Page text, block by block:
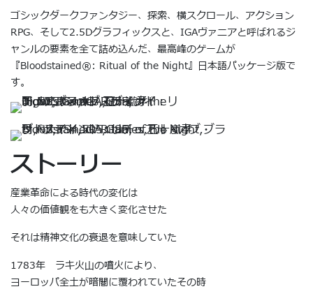
ゴシックダークファンタジー、探索、横スクロール、アクション
RPG、そして2.5Dグラフィックスと、IGAヴァニアと呼ばれるジ
ャンルの要素を全て詰め込んだ、最高峰のゲームが
『Bloodstained®︎: Ritual of the Night』日本語パッケージ版で
す。
ストーリー
産業革命による時代の変化は
人々の価値観をも大きく変化させた
それは精神文化の衰退を意味していた
1783年 ラキ火山の噴火により、
ヨーロッパ全土が暗闇に覆われていたその時